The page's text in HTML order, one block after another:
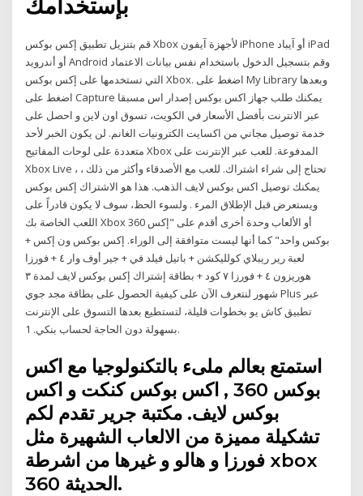
بإستخدامك
قم بتنزيل تطبيق إكس بوكس Xbox لأجهزة آيفون iPhone أو آيباد iPad
أو أندرويد Android وقم بتسجيل الدخول باستخدام نفس بيانات الاعتماد
التي تستخدمها على إكس بوكس Xbox. اضغط على My Library وبعدها
اضغط على Capture يمكنك طلب جهاز اكس بوكس إصدار اس مسبقا
عبر الانترنت بأفضل الأسعار في الكويت، تسوق اون لاين و احصل على
خدمة توصيل مجاني من اكسايت الكترونيات الغانم. لن يكون الخبر لأحد
متعددة على لوحات المفاتيح Xbox المدفوعة. للعب عبر الإنترنت على
Xbox Live ، تحتاج إلى شراء اشتراك. للعب مع الأصدقاء وأكثر من ذلك ،
يمكنك توصيل اكس بوكس لايف الذهب. هذا هو الاشتراك إكس بوكس
ويستعرض قبل الإطلاق المرء . ولسوء الحظ، سوف لا يكون قادراً على
اللعب الخاصة بك Xbox 360 أو الألعاب وحدة أخرى أقدم على "إكس
بوكس واحد" كما أنها ليست متوافقة إلى الوراء. إكس بوكس ون إكس +
لعبة رير ريبلاي كولليكشن + باتيل فيلد في + جير أوف وار ٤ + فورزا
هوريزون ٤ + فورزا ٧ كود + بطاقة إشتراك إكس بوكس لايف لمدة ٣
شهور لنتعرف الآن على كيفية الحصول على بطاقة مجد جوي Plus عبر
تطبيق كاش يو بخطوات قليلة، لتستطيع بعدها التسوق على الإنترنت
بسهولة دون الحاجة لحساب بنكي. 1.
استمتع بعالم ملىء بالتكنولوجيا مع اكس
بوكس 360 , اكس بوكس كنكت و اكس
بوكس لايف. مكتبة جرير تقدم لكم
تشكيلة مميزة من الالعاب الشهيرة مثل
فورزا و هالو و غيرها من اشرطة xbox
360 الحديثة.